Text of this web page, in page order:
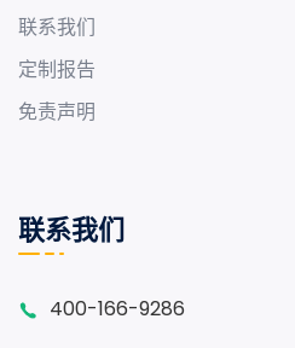
联系我们
定制报告
免责声明
联系我们
400-166-9286